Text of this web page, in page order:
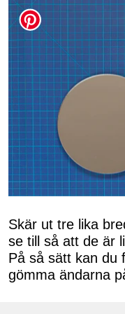
Skär ut tre lika
se till så att de är
På så sätt kan du
gömma ändarna